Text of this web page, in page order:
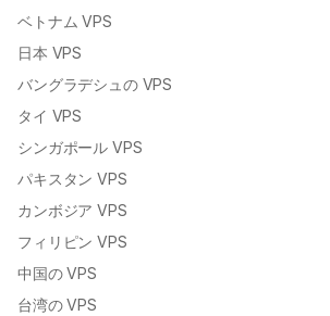
ベトナム VPS
日本 VPS
バングラデシュの VPS
タイ VPS
シンガポール VPS
パキスタン VPS
カンボジア VPS
フィリピン VPS
中国の VPS
台湾の VPS